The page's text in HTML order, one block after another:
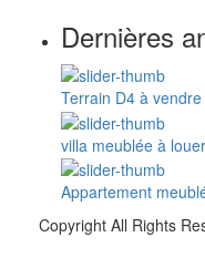
Dernières
Terrain D4 à
villa meublée à
Appartement
Copyright All Rights